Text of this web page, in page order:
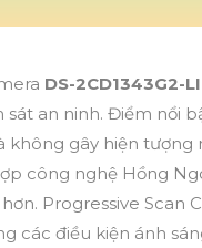
DS-2CD1343G2-
sát an ninh. Điểm nổi
không gây hiện
công nghệ Hồng
Progressive Scan
các điều kiện ánh